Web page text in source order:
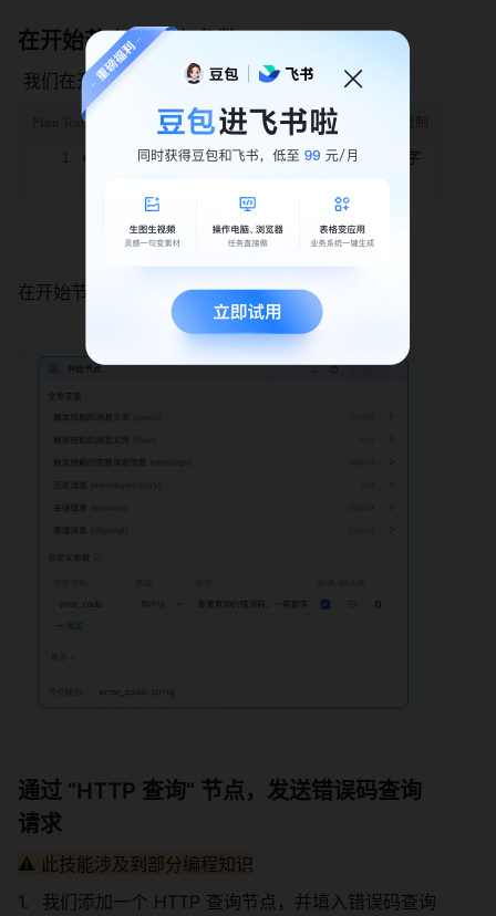
在开始节点中定义参数
我们在开始节点中可以添加一个自定义参数：
error_code: 需要查询的错误码，一串数字字字字字字
在开始节点中定义的参数将会从对话中自动提取。
通过 ”HTTP 查询“ 节点，发送错误码查询
请求
⚠️ 此技能涉及到部分编程知识
我们添加一个 HTTP 查询节点，并填入错误码查询